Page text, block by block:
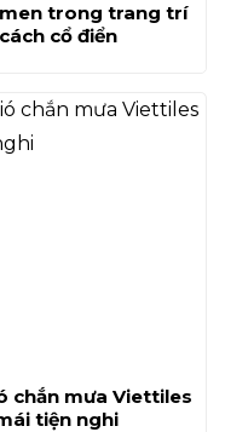
trong trang trí
cổ điển
chắn mưa Viettiles
tiện nghi